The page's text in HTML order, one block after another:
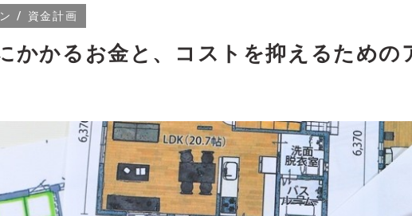
資金計画
かかるお金と、コストを抑えるための